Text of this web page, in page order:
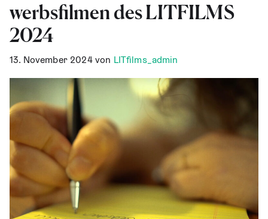
werbs­fil­men des LITFILMS
2024
13. November 2024 von LITfilms_admin